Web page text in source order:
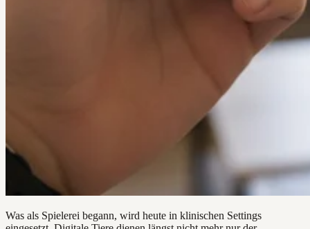
Was als Spielerei begann, wird heute in klinischen Settings